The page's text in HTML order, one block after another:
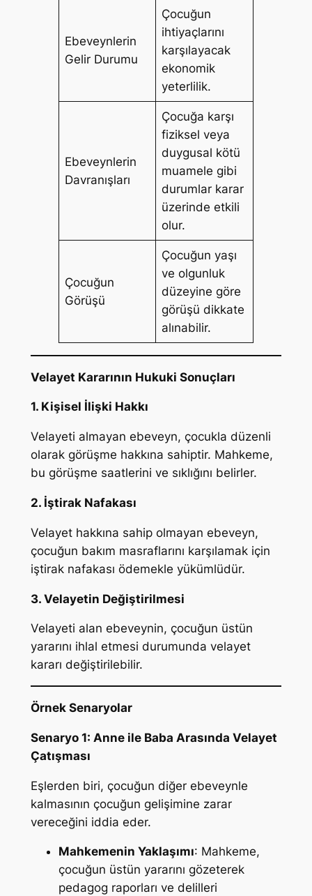
Ebeveynlerin
Gelir Durumu
Çocuğun
ihtiyaçlarını
karşılayacak
ekonomik
yeterlilik.
Ebeveynlerin
Davranışları
Çocuğa karşı
fiziksel veya
duygusal kötü
muamele gibi
durumlar karar
üzerinde etkili
olur.
Çocuğun
Görüşü
Çocuğun yaşı
ve olgunluk
düzeyine göre
görüşü dikkate
alınabilir.
Velayet Kararının Hukuki Sonuçları
1. Kişisel İlişki Hakkı
Velayeti almayan ebeveyn, çocukla düzenli
olarak görüşme hakkına sahiptir. Mahkeme,
bu görüşme saatlerini ve sıklığını belirler.
2. İştirak Nafakası
Velayet hakkına sahip olmayan ebeveyn,
çocuğun bakım masraflarını karşılamak için
iştirak nafakası ödemekle yükümlüdür.
3. Velayetin Değiştirilmesi
Velayeti alan ebeveynin, çocuğun üstün
yararını ihlal etmesi durumunda velayet
kararı değiştirilebilir.
Örnek Senaryolar
Senaryo 1: Anne ile Baba Arasında Velayet
Çatışması
Eşlerden biri, çocuğun diğer ebeveynle
kalmasının çocuğun gelişimine zarar
vereceğini iddia eder.
Mahkemenin Yaklaşımı: Mahkeme,
çocuğun üstün yararını gözeterek
pedagog raporları ve delilleri